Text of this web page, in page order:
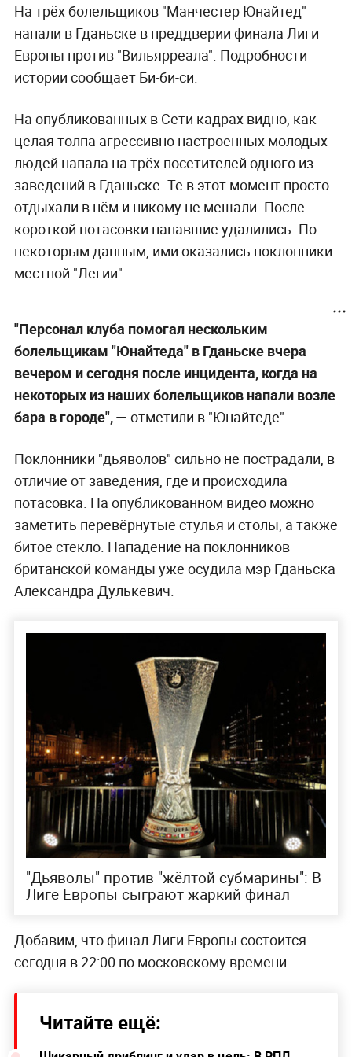
На трёх болельщиков "Манчестер Юнайтед"
напали в Гданьске в преддверии финала Лиги
Европы против "Вильярреала". Подробности
истории сообщает Би-би-си.
На опубликованных в Сети кадрах видно, как
целая толпа агрессивно настроенных молодых
людей напала на трёх посетителей одного из
заведений в Гданьске. Те в этот момент просто
отдыхали в нём и никому не мешали. После
короткой потасовки напавшие удалились. По
некоторым данным, ими оказались поклонники
местной "Легии".
"Персонал клуба помогал нескольким
болельщикам "Юнайтеда" в Гданьске вчера
вечером и сегодня после инцидента, когда на
некоторых из наших болельщиков напали возле
бара в городе", — отметили в "Юнайтеде".
Поклонники "дьяволов" сильно не пострадали, в
отличие от заведения, где и происходила
потасовка. На опубликованном видео можно
заметить перевёрнутые стулья и столы, а также
битое стекло. Нападение на поклонников
британской команды уже осудила мэр Гданьска
Александра Дулькевич.
"Дьяволы" против "жёлтой субмарины": В
Лиге Европы сыграют жаркий финал
Добавим, что финал Лиги Европы состоится
сегодня в 22:00 по московскому времени.
Читайте ещё: